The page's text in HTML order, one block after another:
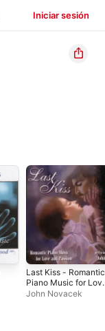
Iniciar sesión
Last Kiss - Romantic
Piano Music for
and Passion
John Novacek